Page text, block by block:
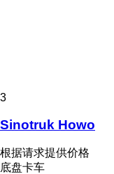
3
Sinotruk Howo
根据请求提供价格
底盘卡车